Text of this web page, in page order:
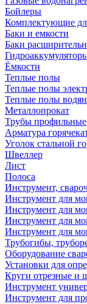
Бойлеры
Комплектующие
Баки и емкости
Баки
Ёмкости
Теплые полы
Теплые полы
Теплые полы
Металлопрокат
Трубы профильные
Арматура
Уголок стальной
Швеллер
Лист
Полоса
Инструмент,
Инструмент для
Инструмент для
Инструмент для
Инструмент для
Трубогибы,
Оборудование
Установки для
Круги отрезные и
Инструмент
Инструмент для